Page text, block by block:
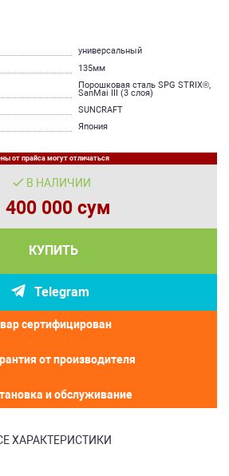
универсальный
135мм
Порошковая сталь SPG STRIX®,
SanMai III (3 слоя)
SUNCRAFT
Япония
от прайса могут отличаться
В НАЛИЧИИ
400 000 сум
КУПИТЬ
Telegram
сертифицирован
от производителя
и обслуживание
ХАРАКТЕРИСТИКИ